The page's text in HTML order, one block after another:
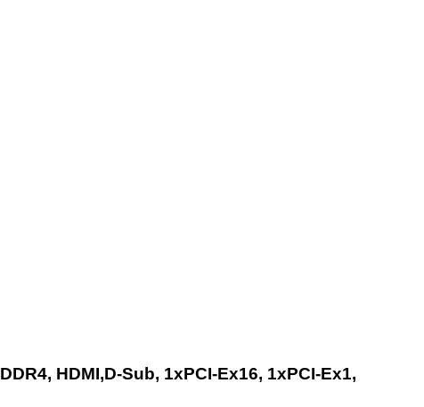
HDMI,D-Sub, 1xPCI-Ex16, 1xPCI-Ex1,